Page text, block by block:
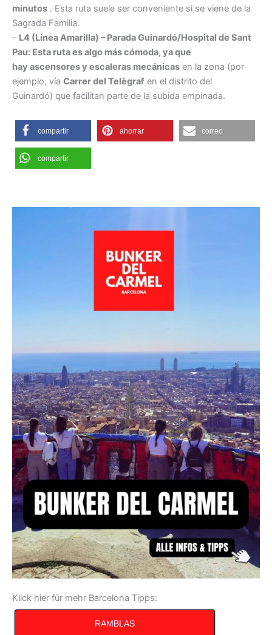
minutos . Esta ruta suele ser conveniente si se viene de la
Sagrada Familia.
– L4 (Línea Amarilla) – Parada Guinardó/Hospital de Sant
Pau: Esta ruta es algo más cómoda, ya que
hay ascensores y escaleras mecánicas en la zona (por
ejemplo, vía Carrer del Telègraf en el distrito del
Guinardó) que facilitan parte de la subida empinada.
compartir ahorrar correo
compartir
Klick hier für mehr Barcelona Tipps:
RAMBLAS